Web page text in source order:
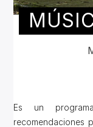
Es un
recomendaciones